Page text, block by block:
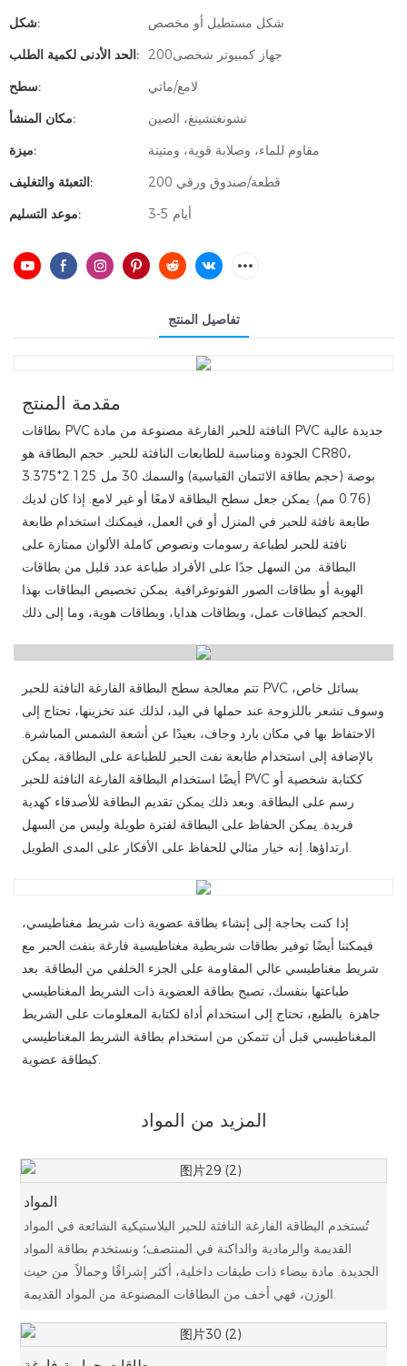
شكل:
شكل مستطيل أو مخصص
الحد الأدنى لكمية الطلب:
جهاز كمبيوتر شخصى200
سطح:
لامع/ماتي
مكان المنشأ:
تشونغتشينغ، الصين
ميزة:
مقاوم للماء، وصلابة قوية، ومتينة
التعبئة والتغليف:
200 قطعة/صندوق ورقي
موعد التسليم:
3-5 أيام
تفاصيل المنتج
مقدمة المنتج
بطاقات PVC النافثة للحبر الفارغة مصنوعة من مادة PVC جديدة عالية
الجودة ومناسبة للطابعات النافثة للحبر. حجم البطاقة هو CR80،
3.375*2.125 بوصة (حجم بطاقة الائتمان القياسية) والسمك 30 مل
(0.76 مم). يمكن جعل سطح البطاقة لامعًا أو غير لامع. إذا كان لديك
طابعة نافثة للحبر في المنزل أو في العمل، فيمكنك استخدام طابعة
نافثة للحبر لطباعة رسومات ونصوص كاملة الألوان ممتازة على
البطاقة. من السهل جدًا على الأفراد طباعة عدد قليل من بطاقات
الهوية أو بطاقات الصور الفوتوغرافية. يمكن تخصيص البطاقات بهذا
الحجم كبطاقات عمل، وبطاقات هدايا، وبطاقات هوية، وما إلى ذلك.
تتم معالجة سطح البطاقة الفارغة النافثة للحبر PVC بسائل خاص،
وسوف تشعر باللزوجة عند حملها في اليد، لذلك عند تخزينها، تحتاج إلى
الاحتفاظ بها في مكان بارد وجاف، بعيدًا عن أشعة الشمس المباشرة.
بالإضافة إلى استخدام طابعة نفث الحبر للطباعة على البطاقة، يمكن
أيضًا استخدام البطاقة الفارغة النافثة للحبر PVC ككتابة شخصية أو
رسم على البطاقة. وبعد ذلك يمكن تقديم البطاقة للأصدقاء كهدية
فريدة. يمكن الحفاظ على البطاقة لفترة طويلة وليس من السهل
ارتداؤها. إنه خيار مثالي للحفاظ على الأفكار على المدى الطويل.
إذا كنت بحاجة إلى إنشاء بطاقة عضوية ذات شريط مغناطيسي،
فيمكننا أيضًا توفير بطاقات شريطية مغناطيسية فارغة بنفث الحبر مع
شريط مغناطيسي عالي المقاومة على الجزء الخلفي من البطاقة. بعد
طباعتها بنفسك، تصبح بطاقة العضوية ذات الشريط المغناطيسي
جاهزة. بالطبع، تحتاج إلى استخدام أداة لكتابة المعلومات على الشريط
المغناطيسي قبل أن تتمكن من استخدام بطاقة الشريط المغناطيسي
كبطاقة عضوية.
المزيد من المواد
المواد
تُستخدم البطاقة الفارغة النافثة للحبر البلاستيكية الشائعة في المواد
القديمة والرمادية والداكنة في المنتصف؛ ونستخدم بطاقة المواد
الجديدة. مادة بيضاء ذات طبقات داخلية، أكثر إشراقًا وجمالاً. من حيث
الوزن، فهي أخف من البطاقات المصنوعة من المواد القديمة.